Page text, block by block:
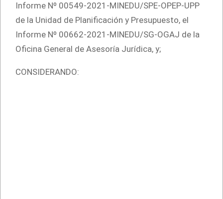
Informe Nº 00549-2021-MINEDU/SPE-OPEP-UPP
de la Unidad de Planificación y Presupuesto, el
Informe Nº 00662-2021-MINEDU/SG-OGAJ de la
Oficina General de Asesoría Jurídica, y;
CONSIDERANDO: